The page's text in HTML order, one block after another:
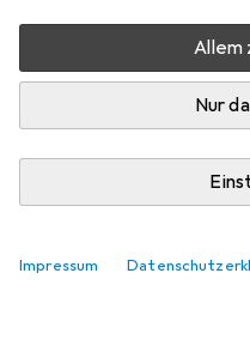
Allem
Nur
Impressum